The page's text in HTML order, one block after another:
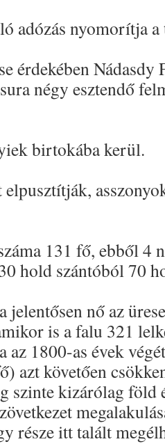
adózás nyomorítja a
érdekében Nádasdy
négy esztendő
birtokába kerül.
131 fő, ebből 4
hold szántóból 70
jelentősen nő az
is a falu 321
az 1800-as évek
azt követően
szinte kizárólag föld
része itt talált